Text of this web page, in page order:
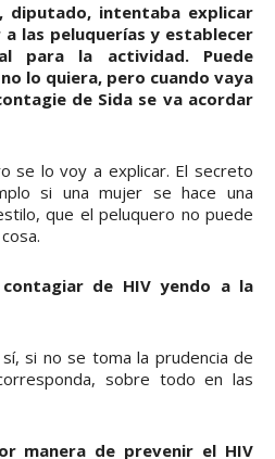
diputado, intentaba explicar
las peluquerías y establecer
para la actividad. Puede
lo quiera, pero cuando vaya
de Sida se va acordar
se lo voy a explicar. El secreto
si una mujer se hace una
que el peluquero no puede
de HIV yendo a la
si no se toma la prudencia de
sobre todo en las
manera de prevenir el HIV